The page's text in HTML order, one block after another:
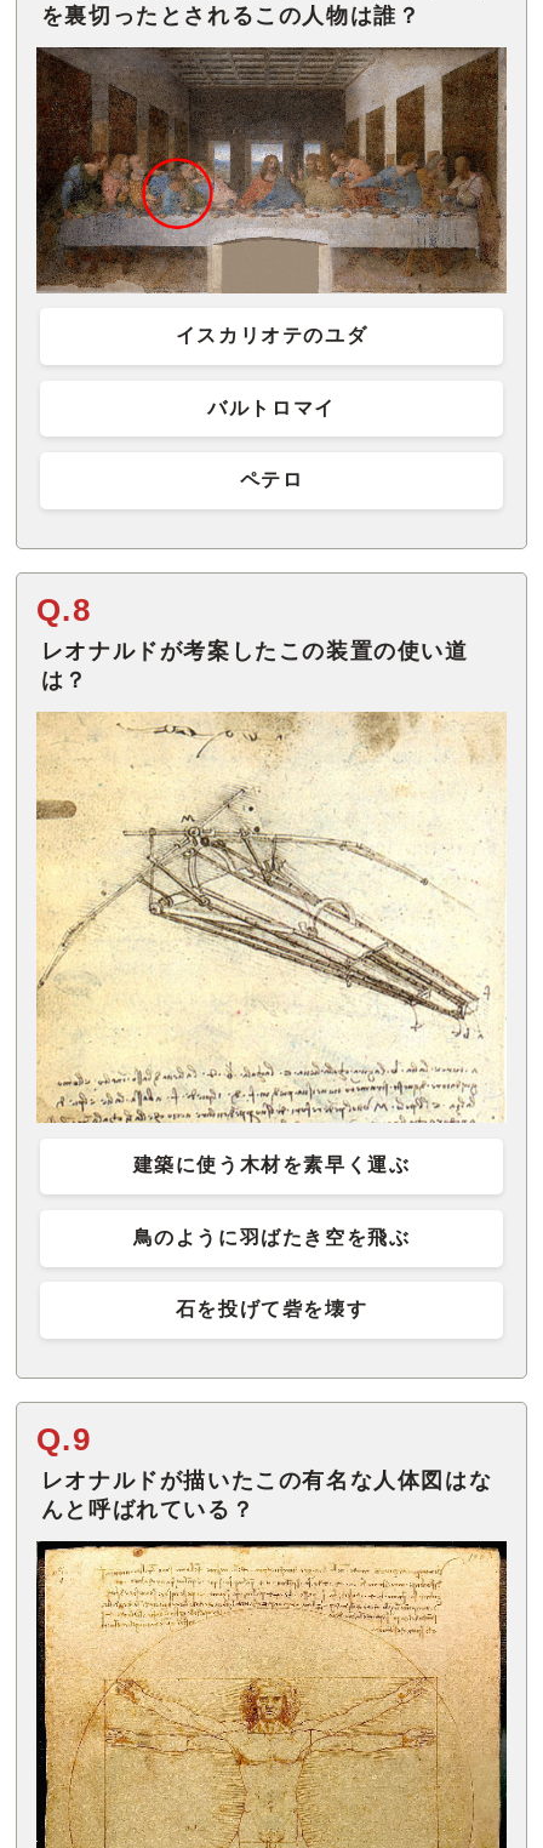
を裏切ったとされるこの人物は誰？
イスカリオテのユダ
バルトロマイ
ペテロ
Q.8
レオナルドが考案したこの装置の使い道
は？
建築に使う木材を素早く運ぶ
鳥のように羽ばたき空を飛ぶ
石を投げて砦を壊す
Q.9
レオナルドが描いたこの有名な人体図はな
んと呼ばれている？